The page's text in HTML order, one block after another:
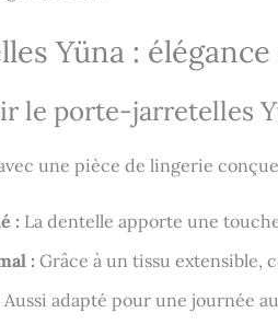
Yüna :
le porte-jarretelles
une pièce de lingerie
: La dentelle apporte une
: Grâce à un tissu extensible,
Aussi adapté pour une journée